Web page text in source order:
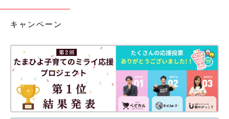
キャンペーン